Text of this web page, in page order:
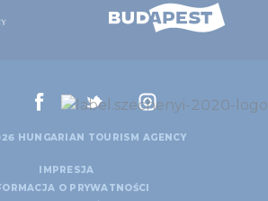
HUNGARIAN TOURISM AGENCY
IMPRESJA
O PRYWATNOŚCI